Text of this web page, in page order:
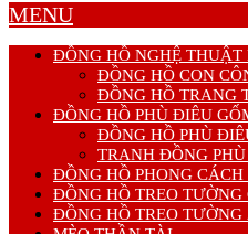
MENU
ĐỒNG HỒ NGHỆ
ĐỒNG HỒ CON
ĐỒNG HỒ TRANG
ĐỒNG HỒ PHÙ ĐIÊU
ĐỒNG HỒ PHÙ
TRANH ĐỒNG
ĐỒNG HỒ PHONG
ĐỒNG HỒ TREO TƯỜNG
ĐỒNG HỒ TREO TƯỜNG